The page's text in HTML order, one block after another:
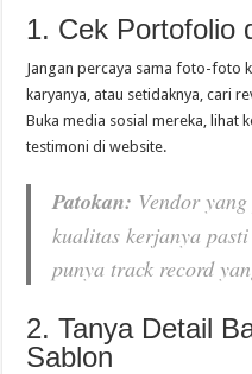
1. Cek Portofolio
Jangan percaya sama foto-foto
karyanya, atau setidaknya, cari
Buka media sosial mereka, lihat
testimoni di website.
Patokan: Vendor
kualitas kerjanya
punya track record
2. Tanya Detail
Sablon